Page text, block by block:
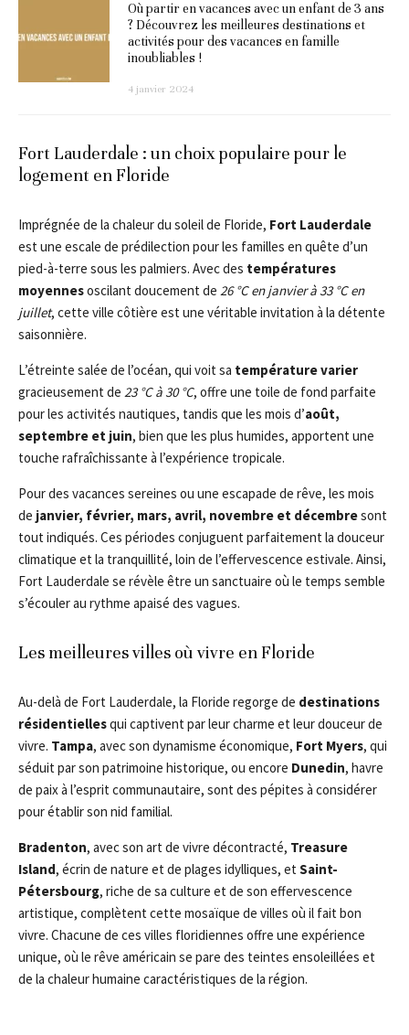
Où partir en vacances avec un enfant de 3 ans
? Découvrez les meilleures destinations et
activités pour des vacances en famille
inoubliables !
4 janvier 2024
Fort Lauderdale : un choix populaire pour le
logement en Floride
Imprégnée de la chaleur du soleil de Floride, Fort Lauderdale
est une escale de prédilection pour les familles en quête d’un
pied-à-terre sous les palmiers. Avec des températures
moyennesoscilant doucement de 26 °C en janvier à 33 °C en
juillet, cette ville côtière est une véritable invitation à la détente
saisonnière.
L’étreinte salée de l’océan, qui voit sa température varier
gracieusement de 23 °C à 30 °C, offre une toile de fond parfaite
pour les activités nautiques, tandis que les mois d’août,
septembre et juin, bien que les plus humides, apportent une
touche rafraîchissante à l’expérience tropicale.
Pour des vacances sereines ou une escapade de rêve, les mois
de janvier, février, mars, avril, novembre et décembresont
tout indiqués. Ces périodes conjuguent parfaitement la douceur
climatique et la tranquillité, loin de l’effervescence estivale. Ainsi,
Fort Lauderdale se révèle être un sanctuaire où le temps semble
s’écouler au rythme apaisé des vagues.
Les meilleures villes où vivre en Floride
Au-delà de Fort Lauderdale, la Floride regorge de destinations
résidentiellesqui captivent par leur charme et leur douceur de
vivre. Tampa, avec son dynamisme économique, Fort Myers, qui
séduit par son patrimoine historique, ou encore Dunedin, havre
de paix à l’esprit communautaire, sont des pépites à considérer
pour établir son nid familial.
Bradenton, avec son art de vivre décontracté, Treasure
Island, écrin de nature et de plages idylliques, et Saint-
Pétersbourg, riche de sa culture et de son effervescence
artistique, complètent cette mosaïque de villes où il fait bon
vivre. Chacune de ces villes floridiennes offre une expérience
unique, où le rêve américain se pare des teintes ensoleillées et
de la chaleur humaine caractéristiques de la région.